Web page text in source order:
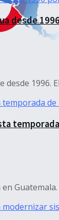
desde
1996.